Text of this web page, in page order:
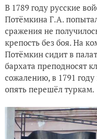
В 1789 году русские
Потёмкина Г.А.
сражения не
крепость без боя. На
Потёмкин сидит в
бархата преподносят
сожалению, в 1791
опять перешёл туркам.